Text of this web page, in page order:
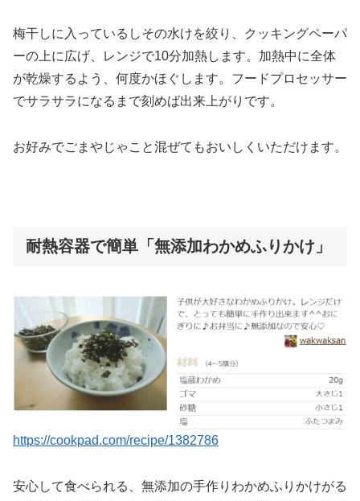
梅干しに入っているしその水けを絞り、クッキングペーパ
ーの上に広げ、レンジで10分加熱します。加熱中に全体
が乾燥するよう、何度かほぐします。フードプロセッサー
でサラサラになるまで刻めば出来上がりです。
お好みでごまやじゃこと混ぜてもおいしくいただけます。
耐熱容器で簡単「無添加わかめふりかけ」
https://cookpad.com/recipe/1382786
安心して食べられる、無添加の手作りわかめふりかけがる